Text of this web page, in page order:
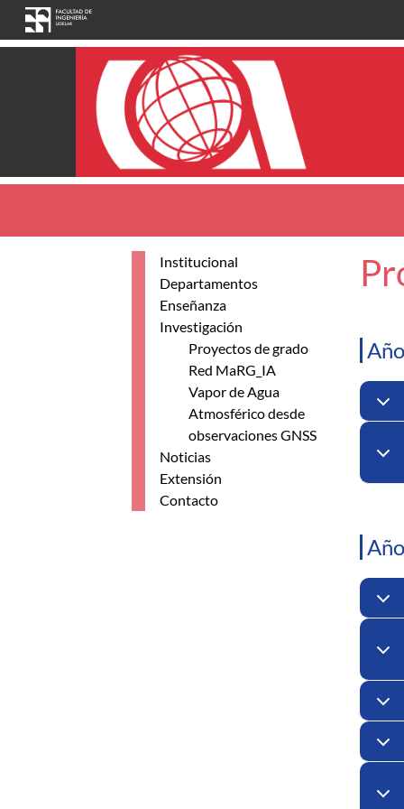
Pasar al contenido principal
Institucional
Departamentos
Enseñanza
Investigación
Proyectos de grado
Red MaRG_IA
Vapor de Agua
Atmosférico desde
observaciones GNSS
Noticias
Extensión
Contacto